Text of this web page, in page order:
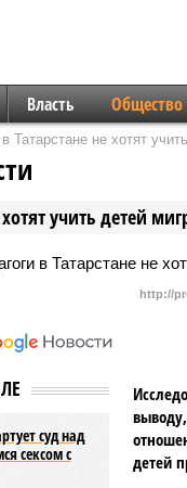
Власть Общество
Татарстане не хотят
учить детей
http://
суд над
сексом с
детей